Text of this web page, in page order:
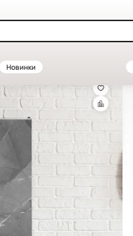
Новинки